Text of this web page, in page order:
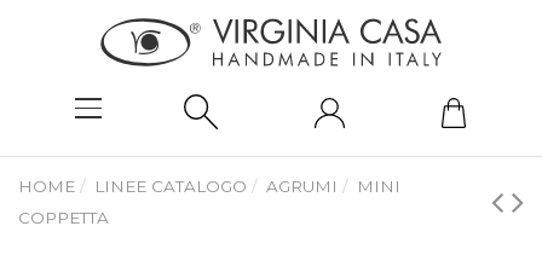
HOME LINEE CATALOGO AGRUMI
MINI
COPPETTA